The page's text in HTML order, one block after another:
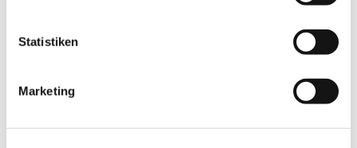
Statistiken
Marketing